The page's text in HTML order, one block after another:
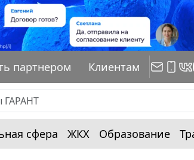
партнером Клиентам
сфера ЖКХ Образование